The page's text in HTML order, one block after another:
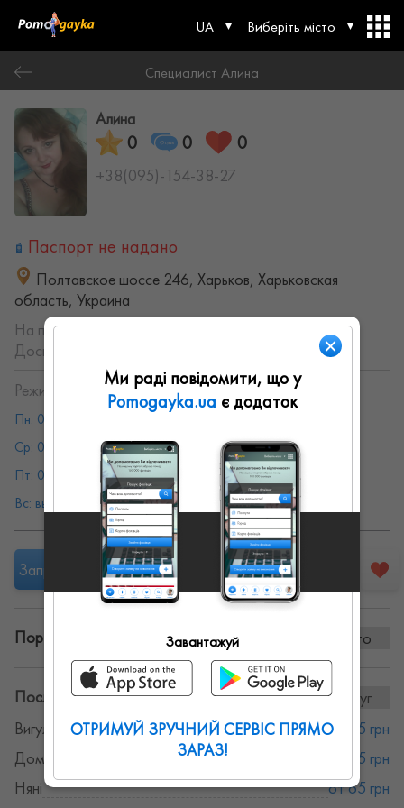
UA Виберіть місто
Специалист Алина
Алина
0 0 0
+38(095)-154-38-27
Паспорт не надано
Полтавское шоссе 246, Харьков, Харьковская
область, Украина
На порталі з:20.07.2021
Досвід роботи:
Режим работы:
Пн: 08:00 - 19:00
Ср: 08:00 - 19:00
Чт: 08:00 - 19:00
Пт: 08:00 - 19:00
Сб: 08:00 - 19:00
Вс: выходной
Запропонувати роботу
Портфоліо винаних робіт: 0 фото
Послуги та ціни:
7послуг
Вигул собак
от 65 грн
Домробітниці
от 65 грн
Няні
от 65 грн
Ми раді повідомити, що у
Pomogayka.ua є додаток
Завантажуй
ОТРИМУЙ ЗРУЧНИЙ СЕРВІС ПРЯМО
ЗАРАЗ!